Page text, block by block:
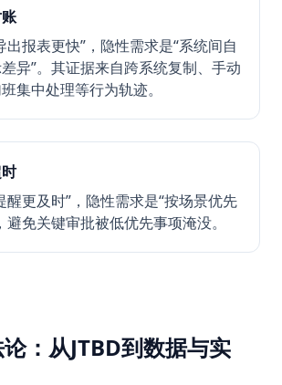
出报表更快”，隐性需求是“系统间自
异”。其证据来自跨系统复制、手动
集中处理等行为轨迹。
醒更及时”，隐性需求是“按场景优先
避免关键审批被低优先事项淹没。
：从JTBD到数据与实